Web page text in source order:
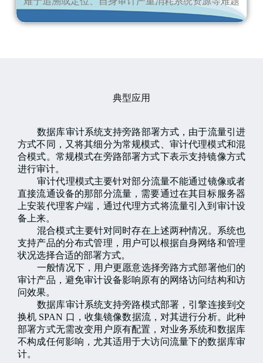
典型应用
数据库审计系统支持旁路部署方式，由于流量引进
方式不同，又将其细分为常规模式、审计代理模式和混
合模式。常规模式在旁路部署方式下表示支持镜像方式
进行审计。
审计代理模式主要针对部分流量不能通过镜像或者
直接流通设备的那部分流量，需要通过在其目标服务器
上安装代理客户端，通过代理方式将流量引入到审计设
备上来。
混合模式主要针对同时存在上述两种情况。系统也
支持产品的分布式管理，用户可以根据自身网络和管理
状况选择合适的部署方式。
一般情况下，用户更愿意选择旁路方式部署他们的
审计产品，避免审计设备影响原有的网络访问结构和访
问效果。
数据库审计系统支持旁路模式部署，引擎连接到交
换机 SPAN 口，收集镜像数据流，对其进行分析。此种
部署方式无需改变用户原有配置，对业务系统和数据库
不构成任何影响，尤其适用于大访问流量下的数据库审
计。